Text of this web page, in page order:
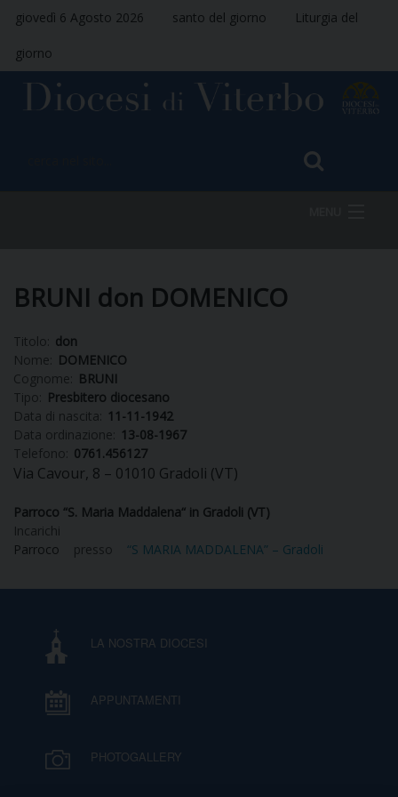
giovedì 6 Agosto 2026 santo del giorno Liturgia del
giorno
VESCOVO
DIOCESI
CURIA
PARROCCHIE
BRUNI don DOMENICO
Titolo: don
Nome:
DOMENICO
Cognome:
BRUNI
Tipo:
Presbitero diocesano
Data di nascita:
11-11-1942
Data ordinazione:
13-08-1967
Telefono: 0761.456127
Via Cavour, 8 – 01010 Gradoli (VT)
Parroco “S. Maria Maddalena“ in Gradoli (VT)
Incarichi
Parroco
presso “S MARIA MADDALENA” – Gradoli
LA NOSTRA DIOCESI
APPUNTAMENTI
PHOTOGALLERY